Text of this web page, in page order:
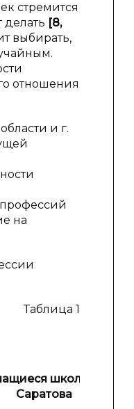
стремится
делать [8,
выбирать,
отношения
и г.
на
Таблица 1
школы г.
Саратова